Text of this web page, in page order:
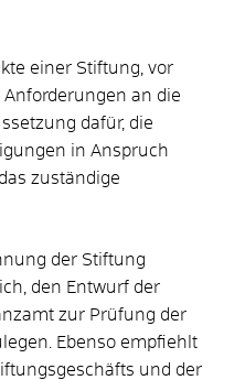
einer Stiftung, vor
an die
dafür, die
in Anspruch
zuständige
der Stiftung
den Entwurf der
zur Prüfung der
Ebenso empfiehlt
und der